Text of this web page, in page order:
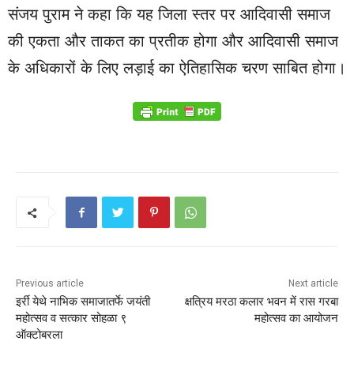
संजय पुराम ने कहा कि यह जिला स्तर पर आदिवासी समाज
की एकता और ताकत का प्रतीक होगा और आदिवासी समाज
के अधिकारों के लिए लड़ाई का ऐतिहासिक चरण साबित होगा।
Previous article
इर्री येथे नाभिक समाजातर्फे जयंती
महोत्सव व सत्कार सोहळा ९
ऑक्टोबरला
Next article
क्षत्रिय मरठा कलार भवन में रास गरबा
महोत्सव का आयोजन